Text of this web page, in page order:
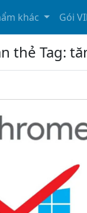
khác Gói
thẻ Tag: